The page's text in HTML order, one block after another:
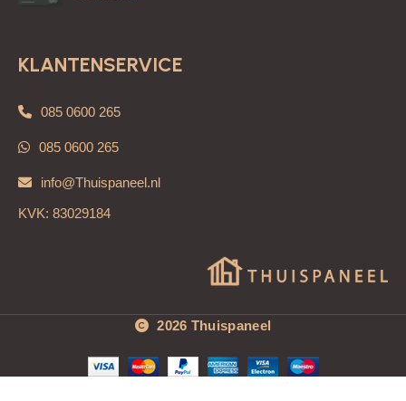
KLANTENSERVICE
085 0600 265
085 0600 265
info@Thuispaneel.nl
KVK: 83029184
2026 Thuispaneel